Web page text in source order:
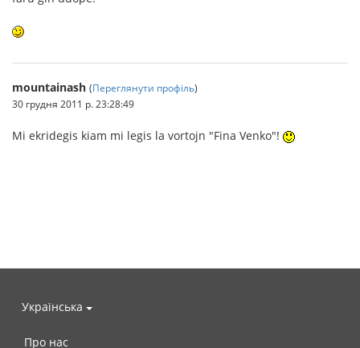
mountainash (Переглянути профіль)
30 грудня 2011 р. 23:28:49
Mi ekridegis kiam mi legis la vortojn "Fina Venko"!
Українська
Про нас